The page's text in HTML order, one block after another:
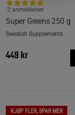
Super Greens 250 g
2 anmeldelser
Swedish Supplements
449 kr
KJØP FLER, SPAR MER